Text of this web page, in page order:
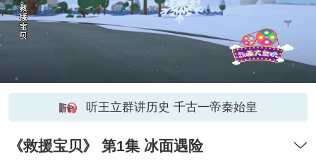
听王立群讲历史 千古一帝秦始皇
《救援宝贝》 第1集 冰面遇险